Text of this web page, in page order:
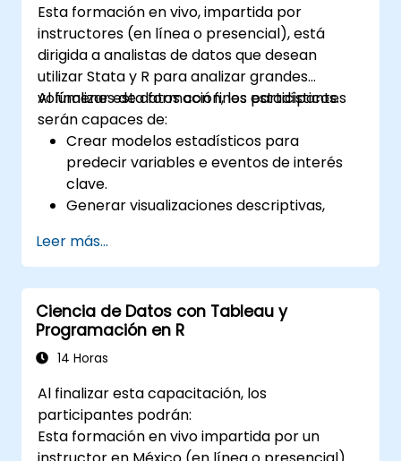
Esta formación en vivo, impartida por
instructores (en línea o presencial), está
dirigida a analistas de datos que desean
utilizar Stata y R para analizar grandes
volúmenes de datos con fines estadísticos.
Al finalizar esta formación, los participantes
serán capaces de:
Crear modelos estadísticos para
predecir variables e eventos de interés
clave.
Generar visualizaciones descriptivas,
Gestionar y estructurar bases de datos
grandes para prepararlas para el análisis.
Leer más...
Ciencia de Datos con Tableau y
Programación en R
14 Horas
Al finalizar esta capacitación, los
participantes podrán:
Esta formación en vivo impartida por un